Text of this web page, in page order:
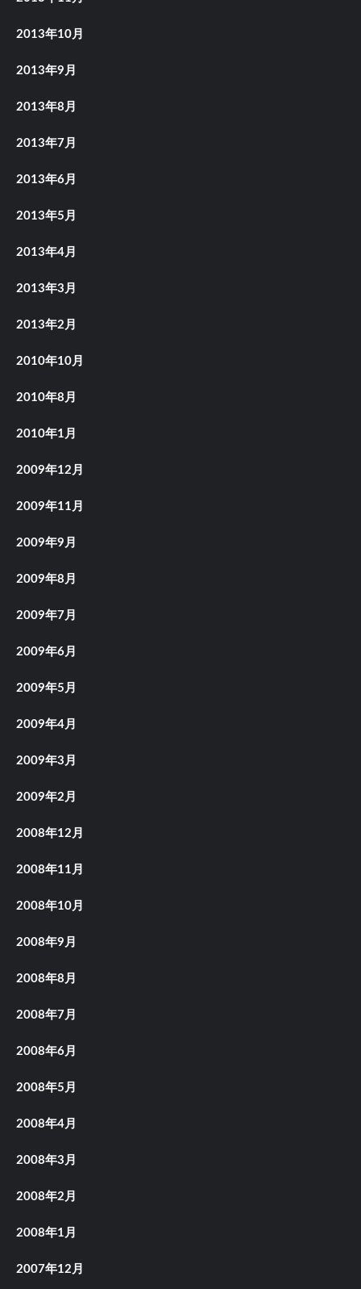
2013年10月
2013年9月
2013年8月
2013年7月
2013年6月
2013年5月
2013年4月
2013年3月
2013年2月
2010年10月
2010年8月
2010年1月
2009年12月
2009年11月
2009年9月
2009年8月
2009年7月
2009年6月
2009年5月
2009年4月
2009年3月
2009年2月
2008年12月
2008年11月
2008年10月
2008年9月
2008年8月
2008年7月
2008年6月
2008年5月
2008年4月
2008年3月
2008年2月
2008年1月
2007年12月